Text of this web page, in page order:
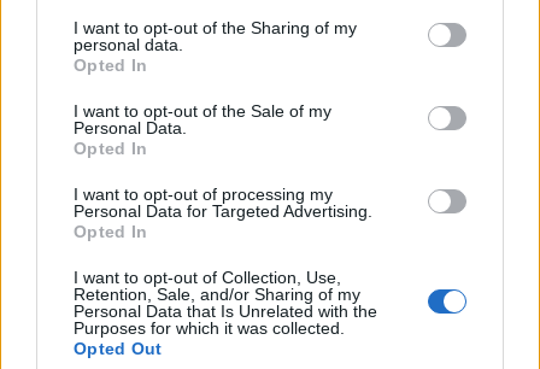
I want to opt-out of the Sharing of my
personal data.
Opted In
I want to opt-out of the Sale of my
Personal Data.
Opted In
I want to opt-out of processing my
Personal Data for Targeted Advertising.
Opted In
I want to opt-out of Collection, Use,
Retention, Sale, and/or Sharing of my
Personal Data that Is Unrelated with the
Purposes for which it was collected.
Opted Out
Recordar contrasenya
Registra't
Companyia
per un grup d’Olesans esperonats pel modernisme...
[més informació]
Atenció a l'abonat